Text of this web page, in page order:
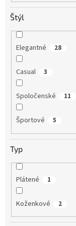
Štýl
Elegantné 28
Casual 3
Spoločenské 11
Športové 5
Typ
Plátené 1
Koženkové 2